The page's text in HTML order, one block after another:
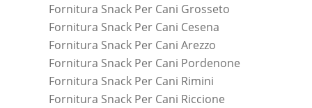
Fornitura Snack Per Cani Grosseto
Fornitura Snack Per Cani Cesena
Fornitura Snack Per Cani Arezzo
Fornitura Snack Per Cani Pordenone
Fornitura Snack Per Cani Rimini
Fornitura Snack Per Cani Riccione